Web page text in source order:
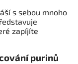
s sebou mnoho
zapíjíte
purinů